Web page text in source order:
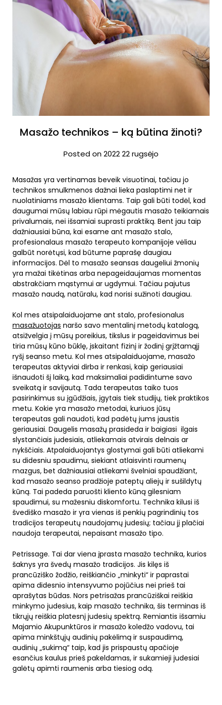
Masažo technikos – ką būtina žinoti?
Posted on 2022 22 rugsėjo
Masažas yra vertinamas beveik visuotinai, tačiau jo
technikos smulkmenos dažnai lieka paslaptimi net ir
nuolatiniams masažo klientams. Taip gali būti todėl, kad
daugumai mūsų labiau rūpi mėgautis masažo teikiamais
privalumais, nei išsamiai suprasti praktiką. Bent jau taip
dažniausiai būna, kai esame ant masažo stalo,
profesionalaus masažo terapeuto kompanijoje vėliau
galbūt norėtųsi, kad būtume paprašę daugiau
informacijos. Dėl to masažo seansas daugeliui žmonių
yra mažai tikėtinas arba nepageidaujamas momentas
abstrakčiam mąstymui ar ugdymui. Tačiau pajutus
masažo naudą, natūralu, kad norisi sužinoti daugiau.
Kol mes atsipalaiduojame ant stalo, profesionalus
masažuotojas naršo savo mentalinį metodų katalogą,
atsižvelgia į mūsų poreikius, tikslus ir pageidavimus bei
tiria mūsų kūno būklę, įskaitant fizinį ir žodinį grįžtamąjį
ryšį seanso metu. Kol mes atsipalaiduojame, masažo
terapeutas aktyviai dirba ir renkasi, kaip geriausiai
išnaudoti šį laiką, kad maksimaliai padidintume savo
sveikatą ir savijautą. Tada terapeutas taiko tuos
pasirinkimus su įgūdžiais, įgytais tiek studijų, tiek praktikos
metu. Kokie yra masažo metodai, kuriuos jūsų
terapeutas gali naudoti, kad padėtų jums jaustis
geriausiai. Daugelis masažų prasideda ir baigiasi ilgais
slystančiais judesiais, atliekamais atvirais delnais ar
nykščiais. Atpalaiduojantys glostymai gali būti atliekami
su didesniu spaudimu, siekiant atlaisvinti raumenų
mazgus, bet dažniausiai atliekami švelniai spaudžiant,
kad masažo seanso pradžioje pateptų aliejų ir sušildytų
kūną. Tai padeda paruošti kliento kūną gilesniam
spaudimui, su mažesniu diskomfortu. Technika kilusi iš
švediško masažo ir yra vienas iš penkių pagrindinių tos
tradicijos terapeutų naudojamų judesių; tačiau jį plačiai
naudoja terapeutai, nepaisant masažo tipo.
Petrissage. Tai dar viena įprasta masažo technika, kurios
šaknys yra švedų masažo tradicijos. Jis kilęs iš
prancūziško žodžio, reiškiančio „minkyti“ ir paprastai
apima didesnio intensyvumo pojūčius nei prieš tai
aprašytas būdas. Nors petrisažas prancūziškai reiškia
minkymo judesius, kaip masažo technika, šis terminas iš
tikrųjų reiškia platesnį judesių spektrą. Remiantis išsamiu
Majamio Akupunktūros ir masažo koledžo vadovu, tai
apima minkštųjų audinių pakėlimą ir suspaudimą,
audinių „sukimą“ taip, kad jis prispaustų apačioje
esančius kaulus prieš pakeldamas, ir sukamieji judesiai
galėtų apimti raumenis arba tiesiog odą.